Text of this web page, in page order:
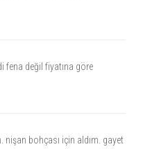
fena değil fiyatına göre
nişan bohçası için aldım. gayet